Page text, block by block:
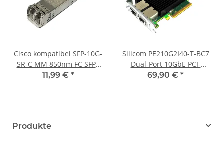
Cisco kompatibel SFP-10G-
SR-C MM 850nm FC SFP+
Transceiver
11,99 € *
Silicom PE210G2I40-T-BC7
Dual-Port 10GbE PCI-
Express x8 Server Adapter
69,90 € *
Produkte